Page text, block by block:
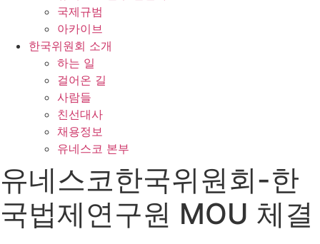
국제규범
아카이브
한국위원회 소개
하는 일
걸어온 길
사람들
친선대사
채용정보
유네스코 본부
유네스코한국위원회-한
국법제연구원 MOU 체결